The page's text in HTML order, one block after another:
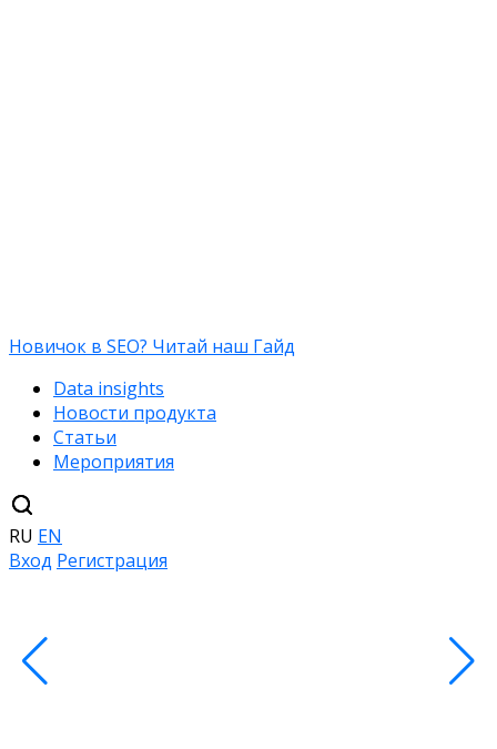
Новичок в SEO? Читай наш Гайд
Data insights
Новости продукта
Статьи
Мероприятия
RU EN
Вход Регистрация